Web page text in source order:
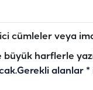
cümleler veya
harflerle
Gerekli alanlar *